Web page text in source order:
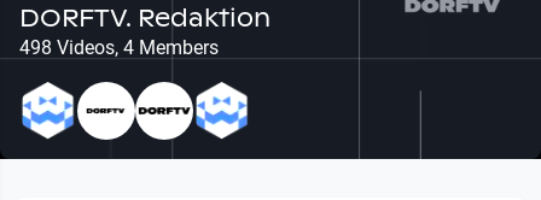
DORFTV. Redaktion
498 Videos, 4 Members